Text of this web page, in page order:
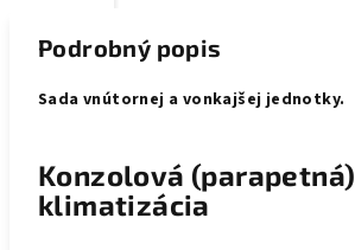
Podrobný popis
Sada vnútornej a vonkajšej jednotky.
Konzolová (parapetná)
klimatizácia